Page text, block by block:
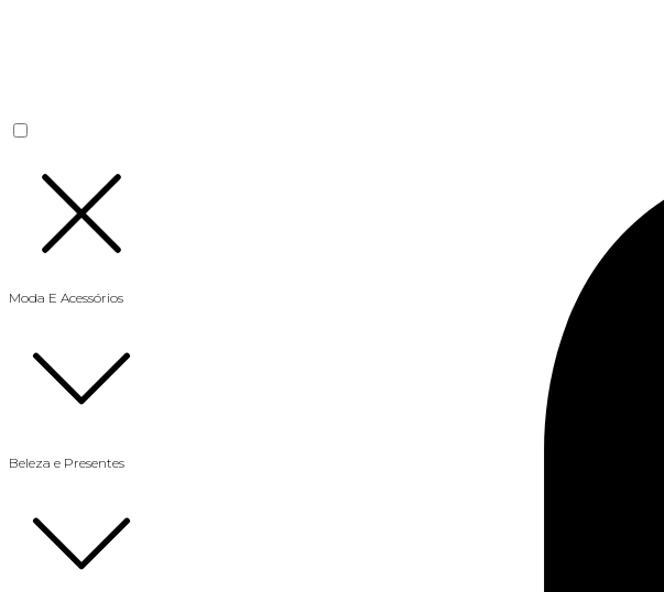
Moda E Acessórios
Beleza e Presentes